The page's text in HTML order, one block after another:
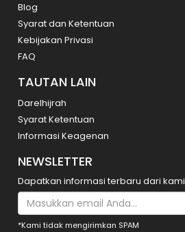
Blog
Syarat dan Ketentuan
Kebijakan Privasi
FAQ
TAUTAN LAIN
Darelhijrah
Syarat Ketentuan
Informasi Keagenan
NEWSLETTER
Dapatkan informasi terbaru dari kami
*Kami tidak mengirimkan SPAM